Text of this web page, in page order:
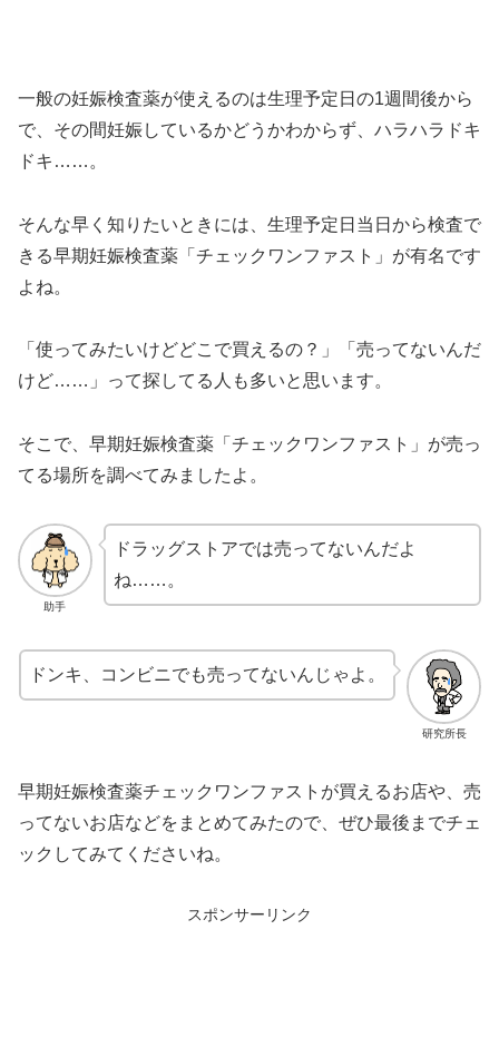
一般の妊娠検査薬が使えるのは生理予定日の1週間後から
で、その間妊娠しているかどうかわからず、ハラハラドキ
ドキ……。
そんな早く知りたいときには、生理予定日当日から検査で
きる早期妊娠検査薬「チェックワンファスト」が有名です
よね。
「使ってみたいけどどこで買えるの？」「売ってないんだ
けど……」って探してる人も多いと思います。
そこで、早期妊娠検査薬「チェックワンファスト」が売っ
てる場所を調べてみましたよ。
助手
ドラッグストアでは売ってないんだよ
ね……。
研究所長
ドンキ、コンビニでも売ってないんじゃよ。
早期妊娠検査薬チェックワンファストが買えるお店や、売
ってないお店などをまとめてみたので、ぜひ最後までチェ
ックしてみてくださいね。
スポンサーリンク